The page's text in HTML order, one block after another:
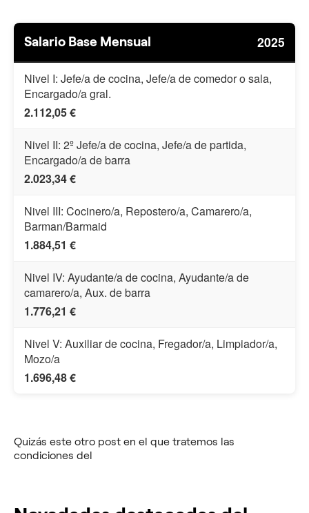
Salario Base Mensual 2025
Nivel I: Jefe/a de cocina, Jefe/a de comedor o sala,
Encargado/a gral.
2.112,05 €
Nivel II: 2º Jefe/a de cocina, Jefe/a de partida,
Encargado/a de barra
2.023,34 €
Nivel III: Cocinero/a, Repostero/a, Camarero/a,
Barman/Barmaid
1.884,51 €
Nivel IV: Ayudante/a de cocina, Ayudante/a de
camarero/a, Aux. de barra
1.776,21 €
Nivel V: Auxiliar de cocina, Fregador/a, Limpiador/a,
Mozo/a
1.696,48 €
Quizás este otro post en el que tratemos las
condiciones del